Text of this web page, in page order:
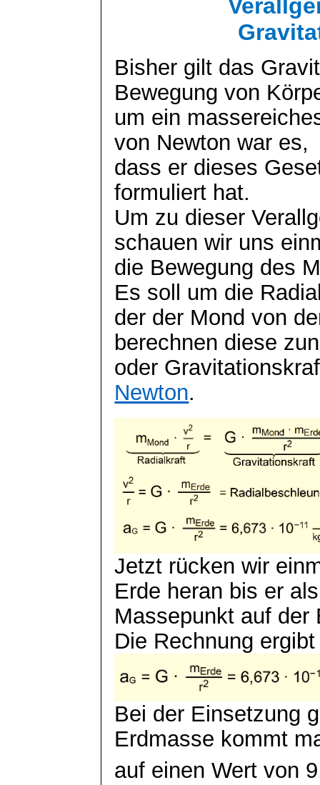
Bisher gilt das
Bewegung von
um ein
von Newton war es,
dass er dieses
formuliert hat.
Um zu dieser
schauen wir uns
die Bewegung des
Es soll um die
der der Mond von
berechnen diese
oder
Newton.
Jetzt rücken wir
Erde heran bis er als
Massepunkt auf der
Die Rechnung
Bei der Einsetzung
Erdmasse kommt
auf einen Wert von